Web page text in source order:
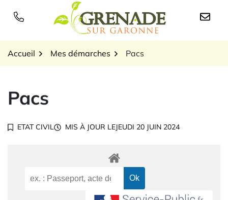
Logo Grenade sur
Accueil Mes démarches Pacs
Pacs
ETAT CIVIL MIS À JOUR LEJEUDI 20 JUIN 2024